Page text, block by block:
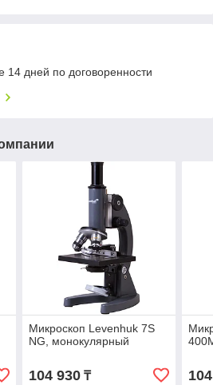
14 дней по договоренности
Микроскоп Levenhuk 7S
NG, монокулярный
104 930₸